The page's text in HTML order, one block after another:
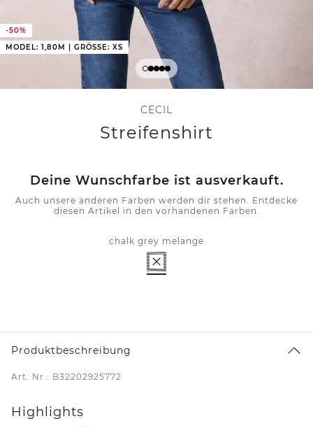
-50%
MODEL: 1,80M | GRÖSSE: XS
CECIL
Streifenshirt
Deine Wunschfarbe ist ausverkauft.
Auch unsere anderen Farben werden dir stehen. Entdecke
diesen Artikel in den vorhandenen Farben.
chalk grey melange
Produktbeschreibung
Art. Nr.: B32202925772
Highlights